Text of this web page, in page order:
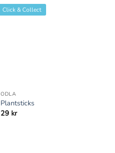
Click & Collect
ODLA
Plantsticks
29 kr